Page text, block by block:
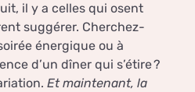
il y a celles qui osent
suggérer. Cherchez-
énergique ou à
d’un dîner qui s’étire ?
Et maintenant, la